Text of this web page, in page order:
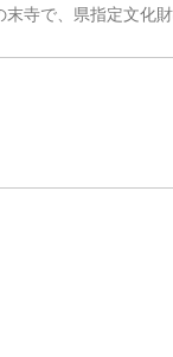
寺で、県指定文化